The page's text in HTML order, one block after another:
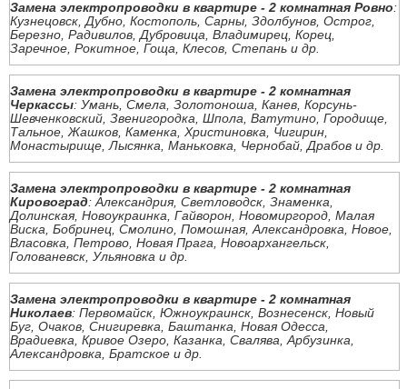
Замена электропроводки в квартире - 2 комнатная Ровно:
Кузнецовск, Дубно, Костополь, Сарны, Здолбунов, Острог,
Березно, Радивилов, Дубровица, Владимирец, Корец,
Заречное, Рокитное, Гоща, Клесов, Степань и др.
Замена электропроводки в квартире - 2 комнатная
Черкассы: Умань, Смела, Золотоноша, Канев, Корсунь-
Шевченковский, Звенигородка, Шпола, Ватутино, Городище,
Тальное, Жашков, Каменка, Христиновка, Чигирин,
Монастырище, Лысянка, Маньковка, Чернобай, Драбов и др.
Замена электропроводки в квартире - 2 комнатная
Кировоград: Александрия, Светловодск, Знаменка,
Долинская, Новоукраинка, Гайворон, Новомиргород, Малая
Виска, Бобринец, Смолино, Помошная, Александровка, Новое,
Власовка, Петрово, Новая Прага, Новоархангельск,
Голованевск, Ульяновка и др.
Замена электропроводки в квартире - 2 комнатная
Николаев: Первомайск, Южноукраинск, Вознесенск, Новый
Буг, Очаков, Снигиревка, Баштанка, Новая Одесса,
Врадиевка, Кривое Озеро, Казанка, Свалява, Арбузинка,
Александровка, Братское и др.